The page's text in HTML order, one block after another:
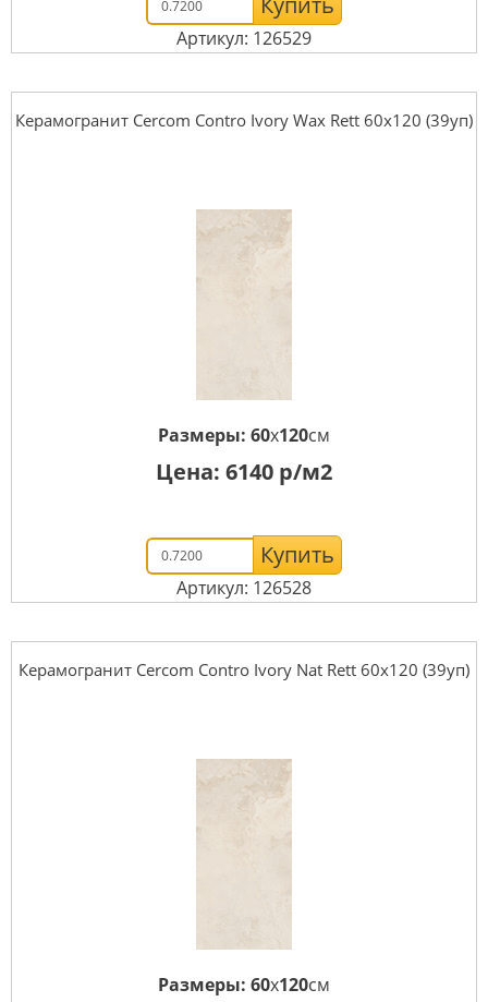
Артикул: 126529
Керамогранит Cercom Contro Ivory Wax Rett 60х120 (39уп)
Размеры: 60x120см
Цена: 6140 р/м2
Купить
Артикул: 126528
Керамогранит Cercom Contro Ivory Nat Rett 60х120 (39уп)
Размеры: 60x120см